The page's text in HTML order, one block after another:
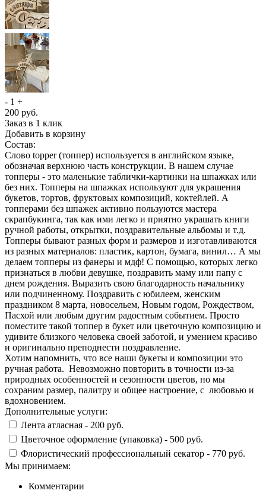
- 1 +
200 руб.
Заказ в 1 клик
Добавить в корзину
Состав:
Слово topper (топпер) используется в английском языке,
обозначая верхнюю часть конструкции. В нашем случае
топперы - это маленькие таблички-картинки на шпажках или
без них. Топперы на шпажках используют для украшения
букетов, тортов, фруктовых композиций, коктейлей. А
топперами без шпажек активно пользуются мастера
скрапбукинга, так как ими легко и приятно украшать книги
ручной работы, открытки, поздравительные альбомы и т.д.
Топперы бывают разных форм и размеров и изготавливаются
из разных материалов: пластик, картон, бумага, винил… А мы
делаем топперы из фанеры и мдф! С помощью, которых легко
признаться в любви девушке, поздравить маму или папу с
днем рождения. Выразить свою благодарность начальнику
или подчиненному. Поздравить с юбилеем, женским
праздником 8 марта, новосельем, Новым годом, Рождеством,
Пасхой или любым другим радостным событием. Просто
поместите такой топпер в букет или цветочную композицию и
удивите близкого человека своей заботой, и умением красиво
и оригинально преподнести поздравление.
Хотим напомнить, что все наши букеты и композиции это
ручная работа. Невозможно повторить в точности из-за
природных особенностей и сезонности цветов, но мы
сохраним размер, палитру и общее настроение, с любовью и
вдохновением.
Дополнительные услуги:
Лента атласная - 200 руб.
Цветочное оформление (упаковка) - 500 руб.
Флористический профессиональный секатор - 770 руб.
Мы принимаем:
Комментарии